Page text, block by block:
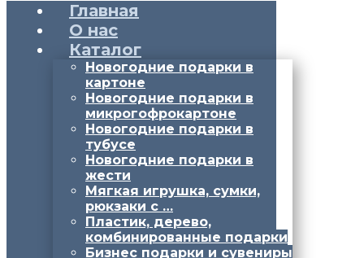
Главная
О нас
Каталог
Новогодние подарки в
картоне
Новогодние подарки в
микрогофрокартоне
Новогодние подарки в
тубусе
Новогодние подарки в
жести
Мягкая игрушка, сумки,
рюкзаки с …
Пластик, дерево,
комбинированные подарки
Бизнес подарки и сувениры